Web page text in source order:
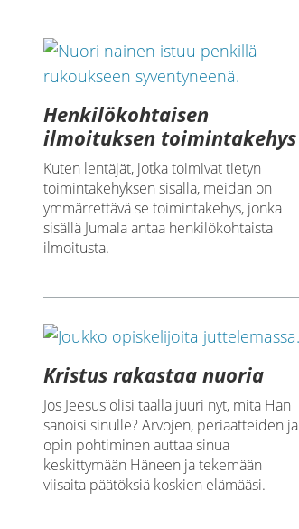
Henkilökohtaisen
ilmoituksen toimintakehys
Kuten lentäjät, jotka toimivat tietyn
toimintakehyksen sisällä, meidän on
ymmärrettävä se toimintakehys, jonka
sisällä Jumala antaa henkilökohtaista
ilmoitusta.
Kristus rakastaa nuoria
Jos Jeesus olisi täällä juuri nyt, mitä Hän
sanoisi sinulle? Arvojen, periaatteiden ja
opin pohtiminen auttaa sinua
keskittymään Häneen ja tekemään
viisaita päätöksiä koskien elämääsi.